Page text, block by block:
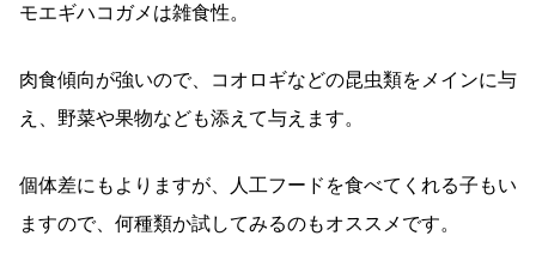
モエギハコガメは雑食性。
肉食傾向が強いので、コオロギなどの昆虫類をメインに与
え、野菜や果物なども添えて与えます。
個体差にもよりますが、人工フードを食べてくれる子もい
ますので、何種類か試してみるのもオススメです。